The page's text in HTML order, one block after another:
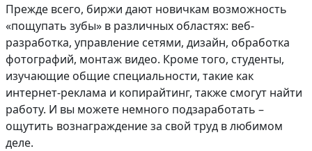
Прежде всего, биржи дают новичкам возможность
«пощупать зубы» в различных областях: веб-
разработка, управление сетями, дизайн, обработка
фотографий, монтаж видео. Кроме того, студенты,
изучающие общие специальности, такие как
интернет-реклама и копирайтинг, также смогут найти
работу. И вы можете немного подзаработать –
ощутить вознаграждение за свой труд в любимом
деле.